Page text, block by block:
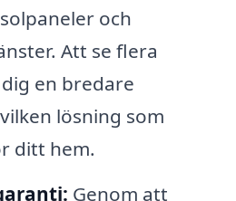
och
Att se flera
en bredare
lösning som
ditt hem.
Genom att